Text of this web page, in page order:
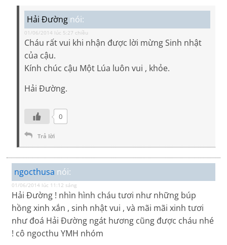
Hải Đường nói:
01/06/2014 lúc 5:27 chiều
Cháu rất vui khi nhận được lời mừng Sinh nhật
của cậu.
Kính chúc cậu Một Lúa luôn vui , khỏe.
Hải Đường.
0
Trả lời
ngocthusa nói:
01/06/2014 lúc 11:12 sáng
Hải Đường ! nhìn hình cháu tươi như những búp
hồng xinh xắn , sinh nhật vui , và mãi mãi xinh tươi
như đoá Hải Đường ngát hương cũng được cháu nhé
! cô ngocthu YMH nhóm